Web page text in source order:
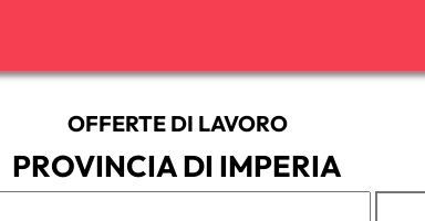
OFFERTE DI LAVORO
PROVINCIA DI IMPERIA